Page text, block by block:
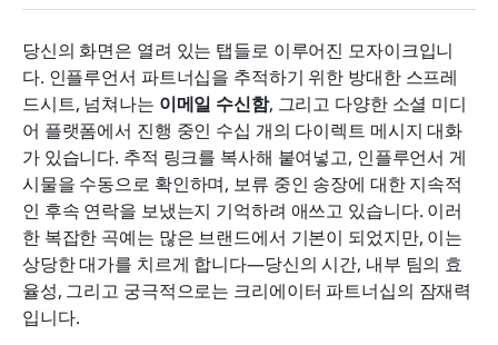
당신의 화면은 열려 있는 탭들로 이루어진 모자이크입니
다. 인플루언서 파트너십을 추적하기 위한 방대한 스프레
드시트, 넘쳐나는 이메일 수신함, 그리고 다양한 소셜 미디
어 플랫폼에서 진행 중인 수십 개의 다이렉트 메시지 대화
가 있습니다. 추적 링크를 복사해 붙여넣고, 인플루언서 게
시물을 수동으로 확인하며, 보류 중인 송장에 대한 지속적
인 후속 연락을 보냈는지 기억하려 애쓰고 있습니다. 이러
한 복잡한 곡예는 많은 브랜드에서 기본이 되었지만, 이는
상당한 대가를 치르게 합니다—당신의 시간, 내부 팀의 효
율성, 그리고 궁극적으로는 크리에이터 파트너십의 잠재력
입니다.
현대 마케팅 팀을 위한 상위 10개 인플루언서 CRM
도구 살펴보기
인플루언서 CRM이 팀을 위해 해결하는 5가지 주요
문제점
결론
자주 묻는 질문
관련 읽기